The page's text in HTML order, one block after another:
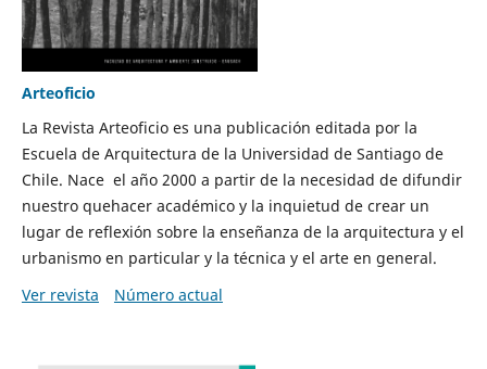
Arteoficio
La Revista Arteoficio es una publicación editada por la
Escuela de Arquitectura de la Universidad de Santiago de
Chile. Nace el año 2000 a partir de la necesidad de difundir
nuestro quehacer académico y la inquietud de crear un
lugar de reflexión sobre la enseñanza de la arquitectura y el
urbanismo en particular y la técnica y el arte en general.
Ver revista
Número actual